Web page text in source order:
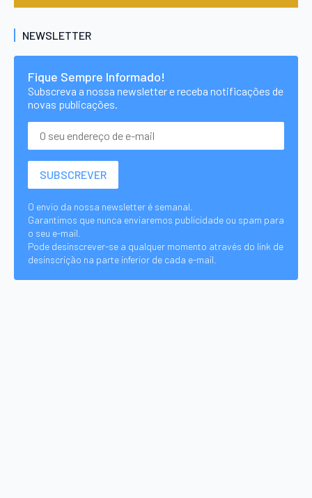
NEWSLETTER
Fique Sempre Informado!
Subscreva a nossa newsletter e receba notificações de
novas publicações.
O envio da nossa newsletter é semanal.
Garantimos que nunca enviaremos publicidade ou spam para
o seu e-mail.
Pode desinscrever-se a qualquer momento através do link de
desinscrição na parte inferior de cada e-mail.